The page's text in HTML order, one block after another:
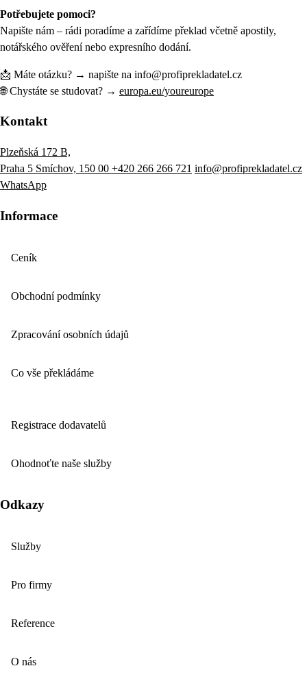
Potřebujete pomoci?
Napište nám – rádi poradíme a zařídíme překlad včetně apostily,
notářského ověření nebo expresního dodání.
📩 Máte otázku? → napište na info@profiprekladatel.cz
🌐 Chystáte se studovat? → europa.eu/youreurope
Kontakt
Plzeňská 172 B,
Praha 5 Smíchov, 150 00 +420 266 266 721 info@profiprekladatel.cz
WhatsApp
Informace
Ceník
Obchodní podmínky
Zpracování osobních údajů
Co vše překládáme
Registrace dodavatelů
Ohodnoťte naše služby
Odkazy
Služby
Pro firmy
Reference
O nás